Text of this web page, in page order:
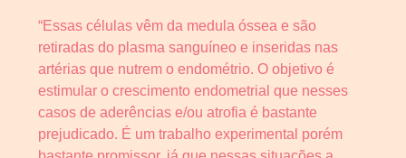
“Essas células vêm da medula óssea e são
retiradas do plasma sanguíneo e inseridas nas
artérias que nutrem o endométrio. O objetivo é
estimular o crescimento endometrial que nesses
casos de aderências e/ou atrofia é bastante
prejudicado. É um trabalho experimental porém